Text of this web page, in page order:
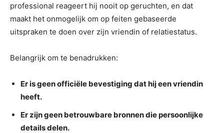
professional reageert hij nooit op geruchten, en dat
maakt het onmogelijk om op feiten gebaseerde
uitspraken te doen over zijn vriendin of relatiestatus.
Belangrijk om te benadrukken:
Er is geen officiële bevestiging dat hij een vriendin
heeft.
Er zijn geen betrouwbare bronnen die persoonlijke
details delen.